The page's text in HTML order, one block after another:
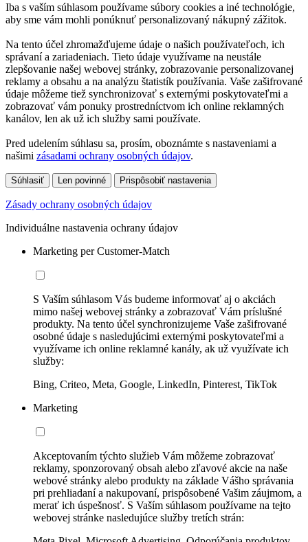
Iba s vaším súhlasom používame súbory cookies a iné technológie,
aby sme vám mohli ponúknuť personalizovaný nákupný zážitok.
Na tento účel zhromažďujeme údaje o našich používateľoch, ich
správaní a zariadeniach. Tieto údaje využívame na neustále
zlepšovanie našej webovej stránky, zobrazovanie personalizovanej
reklamy a obsahu a na analýzu štatistík používania. Vaše zašifrované
údaje môžeme tiež synchronizovať s externými poskytovateľmi a
zobrazovať vám ponuky prostredníctvom ich online reklamných
kanálov, len ak už ich služby sami používate.
Pred udelením súhlasu sa, prosím, oboznámte s nastaveniami a
našimi zásadami ochrany osobných údajov.
Súhlasiť Len povinné Prispôsobiť nastavenia
Zásady ochrany osobných údajov
Individuálne nastavenia ochrany údajov
Marketing per Customer-Match
S Vaším súhlasom Vás budeme informovať aj o akciách
mimo našej webovej stránky a zobrazovať Vám príslušné
produkty. Na tento účel synchronizujeme Vaše zašifrované
osobné údaje s nasledujúcimi externými poskytovateľmi a
využívame ich online reklamné kanály, ak už využívate ich
služby:
Bing, Criteo, Meta, Google, LinkedIn, Pinterest, TikTok
Marketing
Akceptovaním týchto služieb Vám môžeme zobrazovať
reklamy, sponzorovaný obsah alebo zľavové akcie na naše
webové stránky alebo produkty na základe Vášho správania
pri prehliadaní a nakupovaní, prispôsobené Vašim záujmom, a
merať ich úspešnosť. S Vaším súhlasom používame na tejto
webovej stránke nasledujúce služby tretích strán: